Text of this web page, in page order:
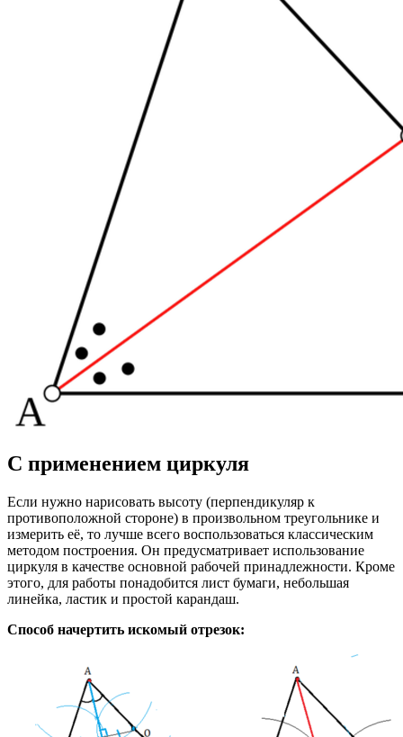
С применением циркуля
Если нужно нарисовать высоту (перпендикуляр к
противоположной стороне) в произвольном треугольнике и
измерить её, то лучше всего воспользоваться классическим
методом построения. Он предусматривает использование
циркуля в качестве основной рабочей принадлежности. Кроме
этого, для работы понадобится лист бумаги, небольшая
линейка, ластик и простой карандаш.
Способ начертить искомый отрезок: